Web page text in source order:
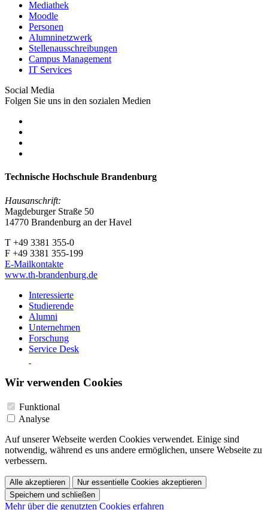
Mediathek
Moodle
Personen
Alumninetzwerk
Stellenausschreibungen
Campus Management
IT Services
Social Media
Folgen Sie uns in den sozialen Medien
Technische Hochschule Brandenburg
Hausanschrift:
Magdeburger Straße 50
14770 Brandenburg an der Havel
T +49 3381 355-0
F +49 3381 355-199
E-Mailkontakte
www.th-brandenburg.de
Interessierte
Studierende
Alumni
Unternehmen
Forschung
Service Desk
Wir verwenden Cookies
Funktional
Analyse
Auf unserer Webseite werden Cookies verwendet. Einige sind
notwendig, während es uns andere ermöglichen, unsere Webseite zu
verbessern.
Alle akzeptieren
Nur essentielle Cookies akzeptieren
Speichern und schließen
Mehr über die genutzten Cookies erfahren